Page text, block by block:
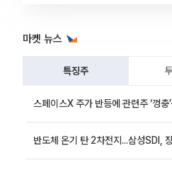
마켓 뉴스
특징주